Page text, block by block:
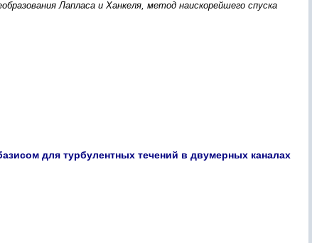
Лапласа и Ханкеля, метод наискорейшего спуска
для турбулентных течений в двумерных каналах